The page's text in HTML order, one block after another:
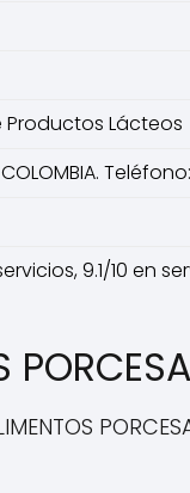
Productos Lácteos
COLOMBIA.
9.1/10 en